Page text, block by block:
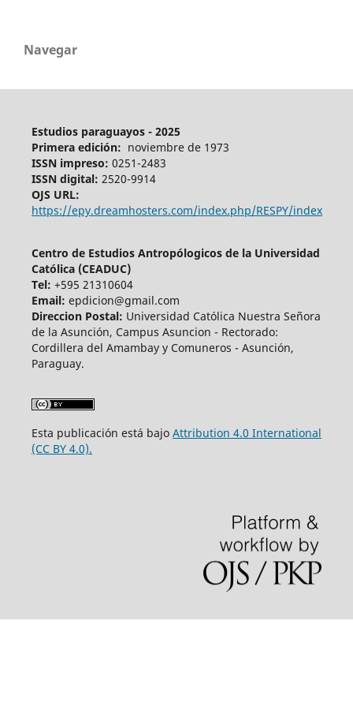
Navegar
Estudios paraguayos - 2025
Primera edición: noviembre de 1973
ISSN impreso: 0251-2483
ISSN digital: 2520-9914
OJS URL:
https://epy.dreamhosters.com/index.php/RESPY/index
Centro de Estudios Antropólogicos de la Universidad
Católica (CEADUC)
Tel: +595 21310604
Email: epdicion@gmail.com
Direccion Postal: Universidad Católica Nuestra Señora
de la Asunción, Campus Asuncion - Rectorado:
Cordillera del Amambay y Comuneros - Asunción,
Paraguay.
Esta publicación está bajo Attribution 4.0 International
(CC BY 4.0).